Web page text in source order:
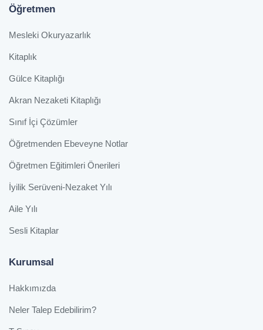
Öğretmen
Mesleki Okuryazarlık
Kitaplık
Gülce Kitaplığı
Akran Nezaketi Kitaplığı
Sınıf İçi Çözümler
Öğretmenden Ebeveyne Notlar
Öğretmen Eğitimleri Önerileri
İyilik Serüveni-Nezaket Yılı
Aile Yılı
Sesli Kitaplar
Kurumsal
Hakkımızda
Neler Talep Edebilirim?